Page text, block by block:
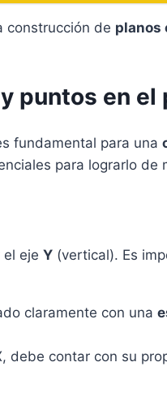
construcción de planos
puntos en el
fundamental para una
para lograrlo de
el eje Y (vertical). Es
claramente con una
debe contar con su